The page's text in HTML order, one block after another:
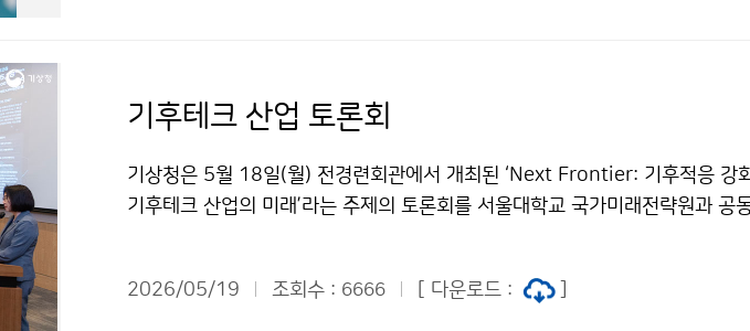
기후테크 산업 토론회
기상청은 5월 18일(월) 전경련회관에서 개최된 ‘Next Frontier: 기후적응 강
기후테크 산업의 미래’라는 주제의 토론회를 서울대학교 국가미래전략원과 공
2026/05/19
조회수 : 6666 [ 다운로드 :